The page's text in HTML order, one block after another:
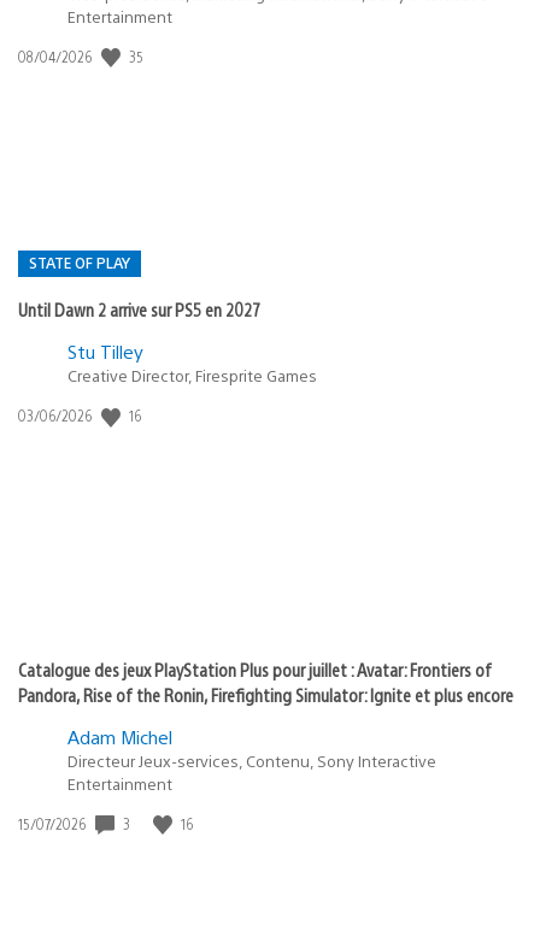
Entertainment
Date
08/04/2026 35
STATE OF PLAY
Until Dawn 2 arrive sur PS5 en 2027
Postée
:
Stu Tilley
Creative Director, Firesprite Games
Date
03/06/2026 16
Catalogue des jeux PlayStation Plus pour juillet : Avatar: Frontiers of
Pandora, Rise of the Ronin, Firefighting Simulator: Ignite et plus encore
Adam Michel
Directeur Jeux-services, Contenu, Sony Interactive
Entertainment
Date
15/07/2026 3 16